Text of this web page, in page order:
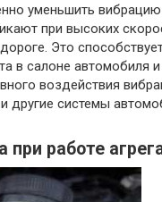
уменьшить
при высоких
Это
в салоне автомобиля и
воздействия
другие системы
работе